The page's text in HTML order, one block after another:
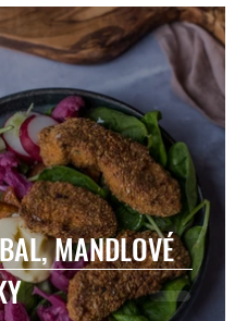
MANDLOVÉ